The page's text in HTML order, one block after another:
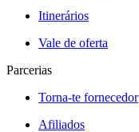
Itinerários
Vale de oferta
Parcerias
Torna-te fornecedor
Afiliados